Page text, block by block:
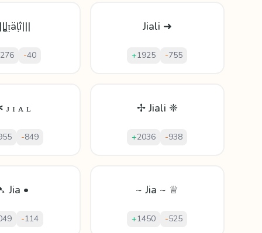
-40
Jiali ➜
+1925 -755
ᴊ ɪ ᴀ ʟ
-849
✢ Jiali ❈
+2036 -938
Jia •
-114
~ Jia ~ ♕
+1450 -525